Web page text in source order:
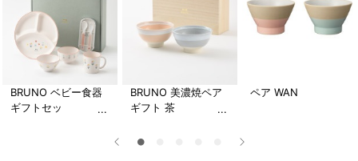
BRUNO ベビー食器
ギフトセッ
BRUNO 美濃焼ペア
ギフト 茶
ペア WAN